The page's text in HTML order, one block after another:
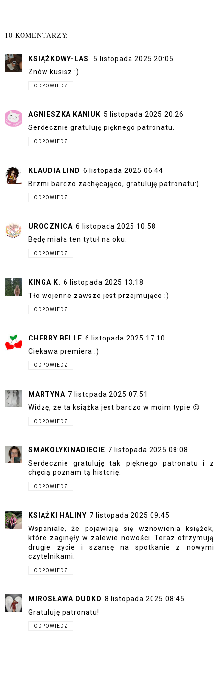
10 KOMENTARZY:
KSIĄŻKOWY-LAS
5 listopada 2025 20:05
Znów kusisz :)
ODPOWIEDZ
AGNIESZKA KANIUK 5 listopada 2025 20:26
Serdecznie gratuluję pięknego patronatu.
ODPOWIEDZ
KLAUDIA LIND 6 listopada 2025 06:44
Brzmi bardzo zachęcająco, gratuluję patronatu:)
ODPOWIEDZ
UROCZNICA 6 listopada 2025 10:58
Będę miała ten tytuł na oku.
ODPOWIEDZ
KINGA K. 6 listopada 2025 13:18
Tło wojenne zawsze jest przejmujące :)
ODPOWIEDZ
CHERRY BELLE 6 listopada 2025 17:10
Ciekawa premiera :)
ODPOWIEDZ
MARTYNA 7 listopada 2025 07:51
Widzę, że ta książka jest bardzo w moim typie 😍
ODPOWIEDZ
SMAKOLYKINADIECIE 7 listopada 2025 08:08
Serdecznie gratuluję tak pięknego patronatu i z
chęcią poznam tą historię.
ODPOWIEDZ
KSIĄŻKI HALINY 7 listopada 2025 09:45
Wspaniale, że pojawiają się wznowienia książek,
które zaginęły w zalewie nowości. Teraz otrzymują
drugie życie i szansę na spotkanie z nowymi
czytelnikami.
ODPOWIEDZ
MIROSŁAWA DUDKO 8 listopada 2025 08:45
Gratuluję patronatu!
ODPOWIEDZ